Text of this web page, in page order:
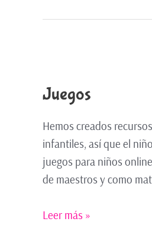
Juegos
Hemos creados
infantiles, así que el
juegos para niños
de maestros y como
Leer más »